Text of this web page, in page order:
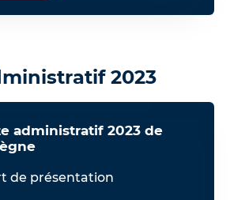
2023
administratif 2023 de
de présentation